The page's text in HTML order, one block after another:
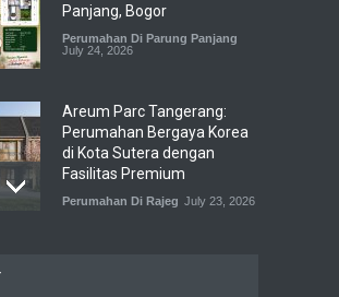
Panjang, Bogor
Perumahan Di Parung Panjang
July 24, 2026
Areum Parc Tangerang:
Perumahan Bergaya Korea
di Kota Sutera dengan
Fasilitas Premium
Perumahan Di Rajeg July 23, 2026